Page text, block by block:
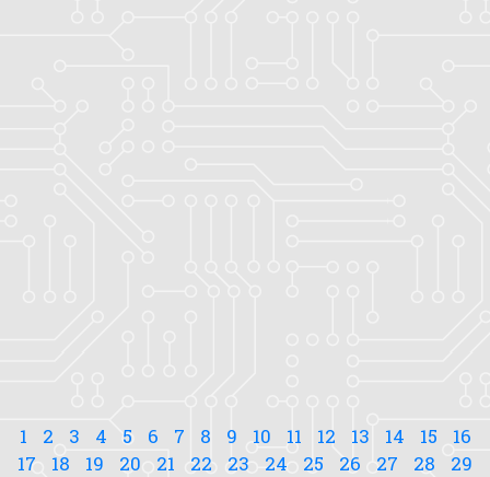
1 2 3 4 5 6 7 8 9 10 11 12 13 14 15
16
17
18 19 20 21 22 23 24 25 26 27 28
29